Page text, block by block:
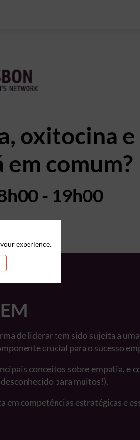
oxitocina e
em comum?
- 19h00
de liderar tem sido sujeita a
crucial para o sucesso
conceitos sobre empatia, e
para muitos!).
em competências estratégicas e
experience.